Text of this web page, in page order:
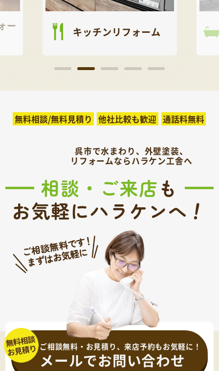
ー キッチンリフォーム
無料相談/無料見積り 他社比較も歓迎 通話料無料
呉市で水まわり、外壁塗装、
リフォームならハラケン工舎へ
相談・ご来店も
お気軽にハラケンへ！
ご相談無料・お見積り、来店予約もお気軽に！
メールでお問い合わせ